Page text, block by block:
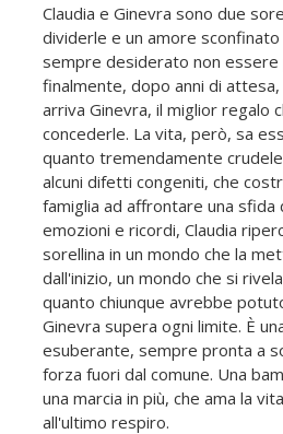
Claudia e Ginevra sono due
dividerle e un amore sconfinato
sempre desiderato non essere
finalmente, dopo anni di attesa,
arriva Ginevra, il miglior regalo
concederle. La vita, però, sa
quanto tremendamente
alcuni difetti congeniti, che
famiglia ad affrontare una sfida
emozioni e ricordi, Claudia
sorellina in un mondo che la
dall'inizio, un mondo che si
quanto chiunque avrebbe
Ginevra supera ogni limite. È
esuberante, sempre pronta a
forza fuori dal comune. Una
una marcia in più, che ama la
all'ultimo respiro.